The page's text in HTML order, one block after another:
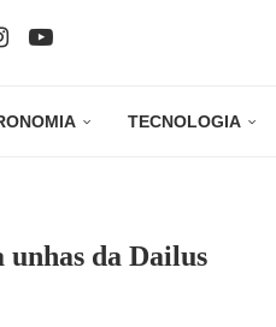
TECNOLOGIA
da Dailus